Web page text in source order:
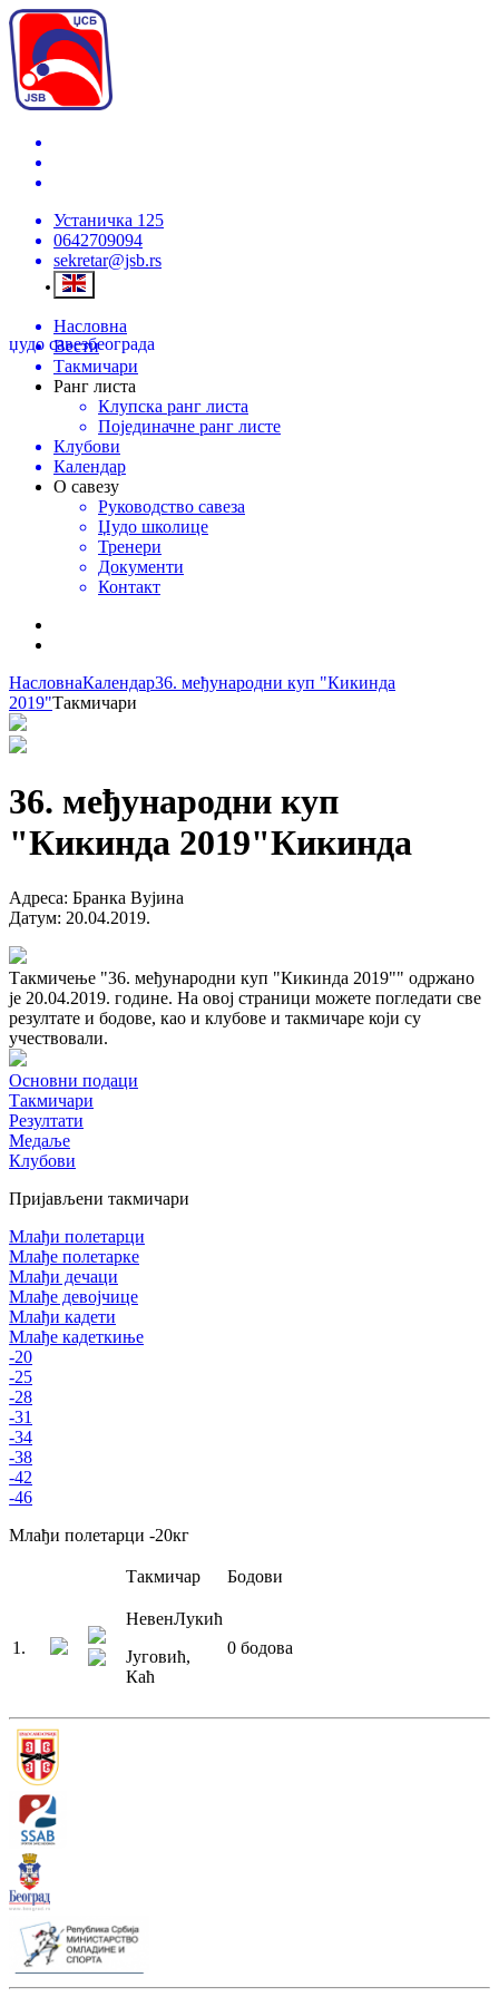
Устаничка 125
0642709094
sekretar@jsb.rs
џудо савезбеограда
Насловна
Вести
Такмичари
Ранг листа
Клупска ранг листа
Појединачне ранг листе
Клубови
Календар
О савезу
Руководство савеза
Џудо школице
Тренери
Документи
Контакт
НасловнаКалендар36. међународни куп "Кикинда
2019"Такмичари
36. међународни куп
"Кикинда 2019"Кикинда
Адреса: Бранка Вујина
Датум: 20.04.2019.
Такмичење "36. међународни куп "Кикинда 2019"" одржано
је 20.04.2019. године. На овој страници можете погледати све
резултате и бодове, као и клубове и такмичаре који су
учествовали.
Основни подаци
Такмичари
Резултати
Медаље
Клубови
Пријављени такмичари
Млађи полетарци
Млађе полетарке
Млађи дечаци
Млађе девојчице
Млађи кадети
Млађе кадеткиње
-20
-25
-28
-31
-34
-38
-42
-46
Млађи полетарци -20кг
Такмичар Бодови
1 .
НевенЛукић
Југовић,
Каћ
0 бодова